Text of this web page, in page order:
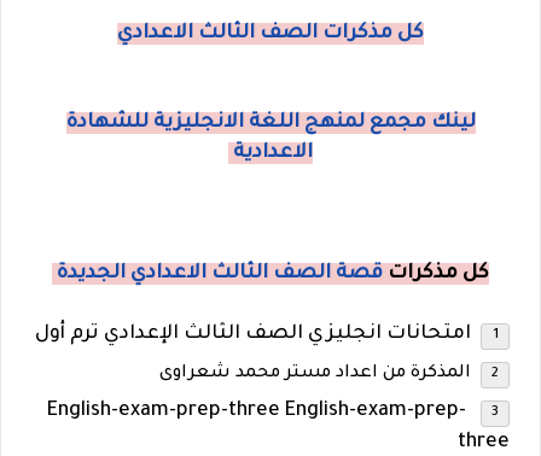
كل مذكرات الصف الثالث الاعدادي
لينك مجمع لمنهج اللغة الانجليزية للشهادة
الاعدادية
كل مذكرات قصة الصف الثالث الاعدادي الجديدة
امتحانات انجليزي الصف الثالث الإعدادي ترم أول
المذكرة من اعداد مستر محمد شعراوى
English-exam-prep-three English-exam-prep-
three